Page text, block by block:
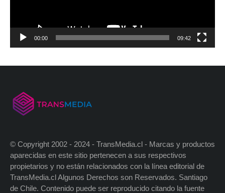
00:00 09:42
© Copyright 2002 - 2024 - TransMedia.cl - Marcas y productos
aparecidas en este sitio pertenecen a sus respectivos
propietarios y no están relacionados con la línea editorial de
TransMedia.cl Algunos Derechos son Reservados. Santiago
de Chile. Contenido puede ser reproducido citando la fuente